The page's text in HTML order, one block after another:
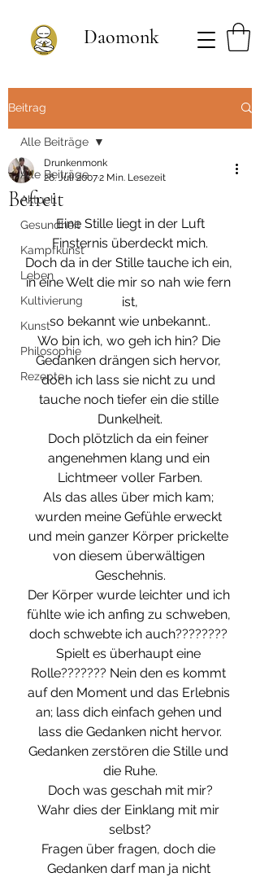
Daomonk
Beitrag
Alle Beiträge
Aktuell
Gesundheit
Kampfkunst
Leben
Kultivierung
Kunst
Philosophie
Rezepte
Alle Beiträge
Befreit
Drunkenmonk
26. Juli 20072 Min. Lesezeit
Eine Stille liegt in der Luft
Finsternis überdeckt mich.
Doch da in der Stille tauche ich ein,
in eine Welt die mir so nah wie fern
ist,
so bekannt wie unbekannt..
Wo bin ich, wo geh ich hin? Die
Gedanken drängen sich hervor,
doch ich lass sie nicht zu und
tauche noch tiefer ein die stille
Dunkelheit.
Doch plötzlich da ein feiner
angenehmen klang und ein
Lichtmeer voller Farben.
Als das alles über mich kam;
wurden meine Gefühle erweckt
und mein ganzer Körper prickelte
von diesem überwältigen
Geschehnis.
Der Körper wurde leichter und ich
fühlte wie ich anfing zu schweben,
doch schwebte ich auch????????
Spielt es überhaupt eine
Rolle??????? Nein den es kommt
auf den Moment und das Erlebnis
an; lass dich einfach gehen und
lass die Gedanken nicht hervor.
Gedanken zerstören die Stille und
die Ruhe.
Doch was geschah mit mir?
Wahr dies der Einklang mit mir
selbst?
Fragen über fragen, doch die
Gedanken darf man ja nicht